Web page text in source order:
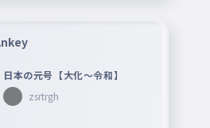
日本の元号【大化〜令和】
zsrtrgh